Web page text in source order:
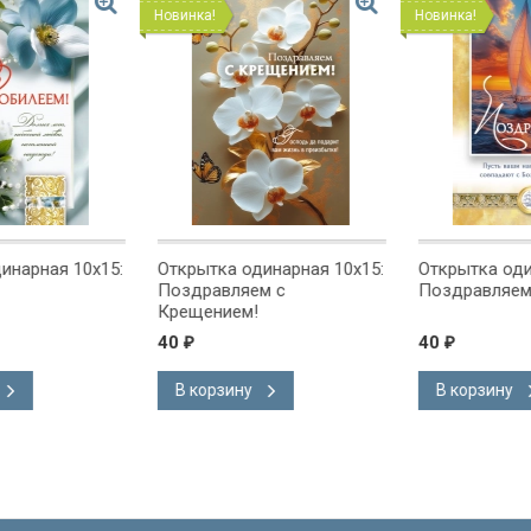
10x15:
Новинка!
Открытка одинарная 10x15:
Поздравляем с
Крещением!
₽
В корзину
Новинка!
Открытка
Поздравляем!
₽
В корзину